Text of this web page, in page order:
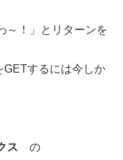
～！」とリターンを
GETするには今しか
ス の